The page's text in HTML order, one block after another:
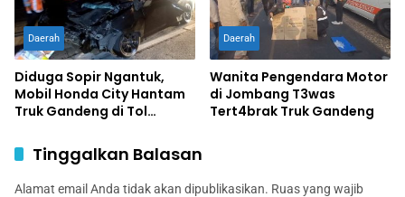
Daerah
Diduga Sopir Ngantuk,
Mobil Honda City Hantam
Truk Gandeng di Tol
Sopir Luka Berat
Daerah
Wanita Pengendara Motor
di Jombang T3was
Tert4brak Truk Gandeng
Tinggalkan Balasan
Alamat email Anda tidak akan dipublikasikan. Ruas yang wajib